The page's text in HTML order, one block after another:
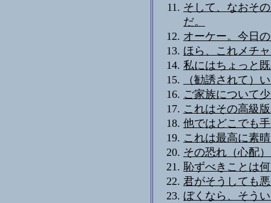
そして、なおそ
だ。
オーケー。今日
ほら、これメチ
私にはちょっと
（勧誘されて）
ご家族について
これはその高級
他ではどこでも
これは最高に素
その恐れ（心配
恥ずべきことは
君がそうしても
ぼくなら、そう